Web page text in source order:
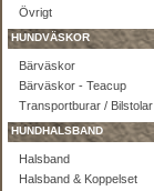
Övrigt
HUNDVÄSKOR
Bärväskor
Bärväskor - Teacup
Transportburar / Bilstolar
HUNDHALSBAND
Halsband
Halsband & Koppelset